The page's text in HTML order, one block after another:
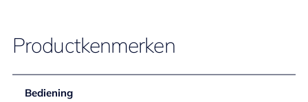
Productkenmerken
Bediening